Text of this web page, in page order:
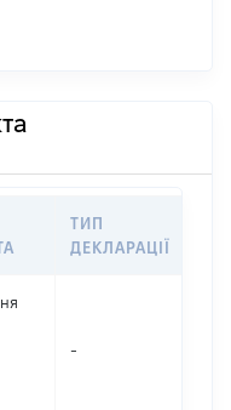
ТИП
ДЕКЛАРАЦІЇ
-